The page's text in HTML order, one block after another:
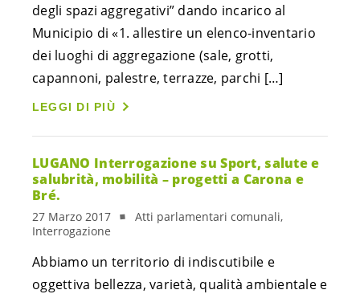
degli spazi aggregativi” dando incarico al
Municipio di «1. allestire un elenco-inventario
dei luoghi di aggregazione (sale, grotti,
capannoni, palestre, terrazze, parchi […]
LEGGI DI PIÙ
LUGANO Interrogazione su Sport, salute e
salubrità, mobilità – progetti a Carona e
Bré.
27 Marzo 2017
Atti parlamentari comunali,
Interrogazione
Abbiamo un territorio di indiscutibile e
oggettiva bellezza, varietà, qualità ambientale e